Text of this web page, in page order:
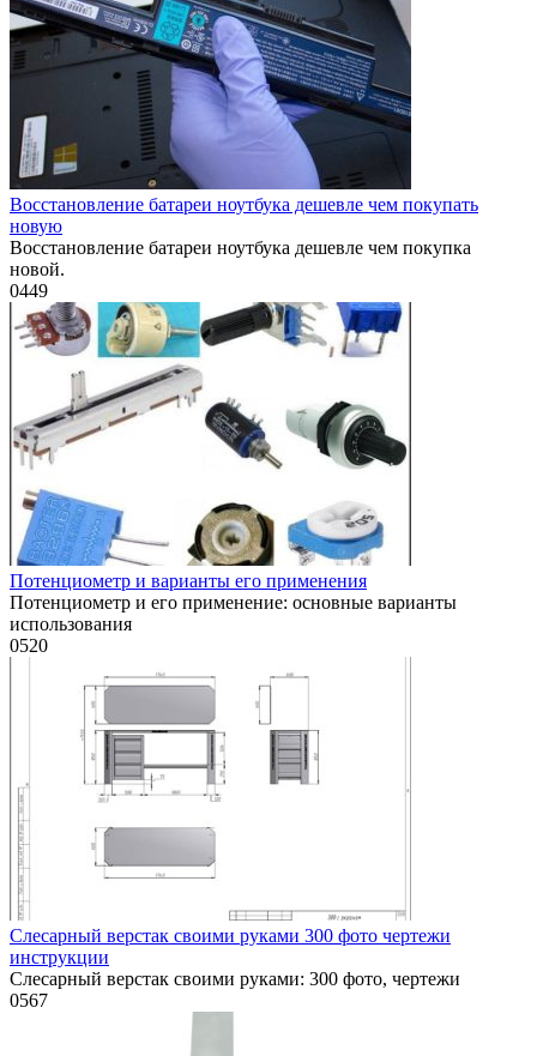
Восстановление батареи ноутбука дешевле чем покупать
новую
Восстановление батареи ноутбука дешевле чем покупка
новой.
0449
Потенциометр и варианты его применения
Потенциометр и его применение: основные варианты
использования
0520
Слесарный верстак своими руками 300 фото чертежи
инструкции
Слесарный верстак своими руками: 300 фото, чертежи
0567